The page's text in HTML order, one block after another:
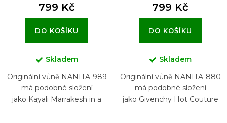
799 Kč
DO KOŠÍKU
Skladem
Originální vůně NANITA-989
má podobné složení
jako Kayali Marrakesh in a
799 Kč
DO KOŠÍKU
Skladem
Originální vůně NANITA-880
má podobné složení
jako Givenchy Hot Couture